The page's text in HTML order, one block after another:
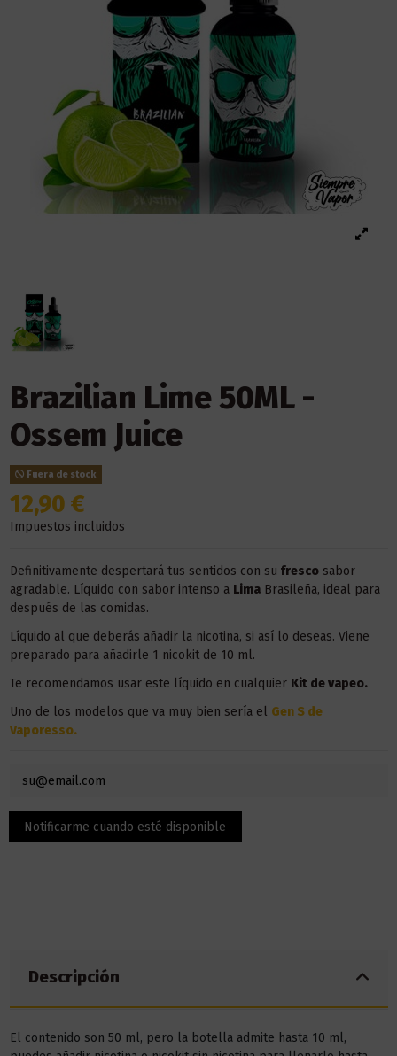
Brazilian Lime 50ML -
Ossem Juice
Fuera de stock
12,90 €
Impuestos incluidos
Definitivamente despertará tus sentidos con su frescosabor
agradable. Líquido con sabor intenso a LimaBrasileña, ideal para
después de las comidas.
Líquido al que deberás añadir la nicotina, si así lo deseas. Viene
preparado para añadirle 1 nicokit de 10 ml.
Te recomendamos usar este líquido en cualquier Kit de vapeo.
Uno de los modelos que va muy bien sería el Gen S de
Vaporesso.
Descripción
El contenido son 50 ml, pero la botella admite hasta 10 ml,